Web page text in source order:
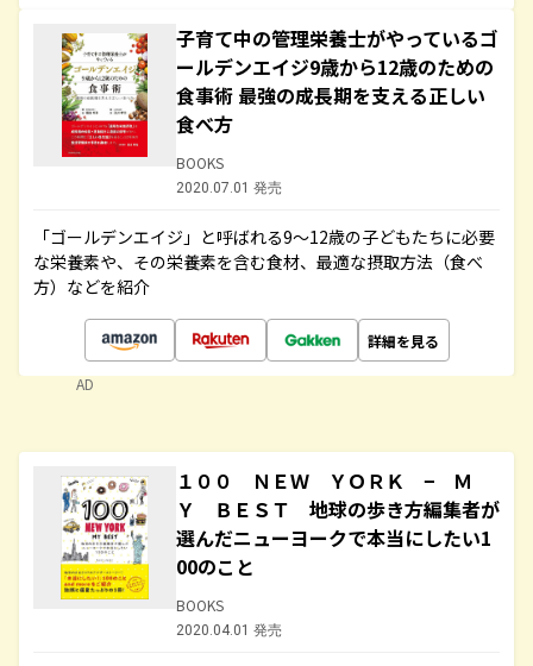
子育て中の管理栄養士がやっているゴ
ールデンエイジ9歳から12歳のための
食事術 最強の成長期を支える正しい
食べ方
BOOKS
2020.07.01 発売
「ゴールデンエイジ」と呼ばれる9～12歳の子どもたちに必要
な栄養素や、その栄養素を含む食材、最適な摂取方法（食べ
方）などを紹介
詳細を見る
AD
１００ ＮＥＷ ＹＯＲＫ − Ｍ
Ｙ ＢＥＳＴ 地球の歩き方編集者が
選んだニューヨークで本当にしたい1
00のこと
BOOKS
2020.04.01 発売